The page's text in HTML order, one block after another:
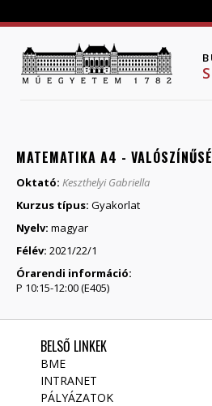
MATEMATIKA A4 -
Oktató: Keszthelyi Gabriella
Kurzus típus: Gyakorlat
Nyelv: magyar
Félév: 2021/22/1
Órarendi információ:
P 10:15-12:00 (E405)
BELSŐ LINKEK
BME
INTRANET
PÁLYÁZATOK